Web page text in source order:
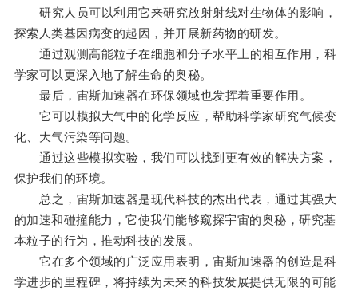
研究人员可以利用它来研究放射射线对生物体的影响，
探索人类基因病变的起因，并开展新药物的研发。
通过观测高能粒子在细胞和分子水平上的相互作用，科
学家可以更深入地了解生命的奥秘。
最后，宙斯加速器在环保领域也发挥着重要作用。
它可以模拟大气中的化学反应，帮助科学家研究气候变
化、大气污染等问题。
通过这些模拟实验，我们可以找到更有效的解决方案，
保护我们的环境。
总之，宙斯加速器是现代科技的杰出代表，通过其强大
的加速和碰撞能力，它使我们能够窥探宇宙的奥秘，研究基
本粒子的行为，推动科技的发展。
它在多个领域的广泛应用表明，宙斯加速器的创造是科
学进步的里程碑，将持续为未来的科技发展提供无限的可能